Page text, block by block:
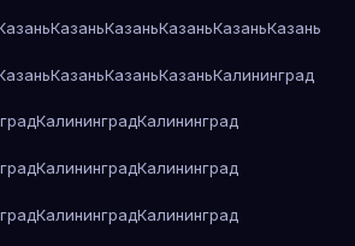
КазаньКазаньКазаньКазаньКазань
КазаньКазаньКазаньКалининград
КалининградКалининград
КалининградКалининград
КалининградКалининград